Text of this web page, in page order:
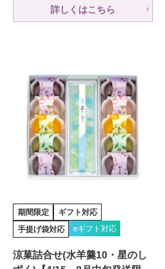
詳しくはこちら
期間限定 ギフト対応
手提げ袋対応 eギフト対応
涼菓詰合せ(水羊羹10・星のし